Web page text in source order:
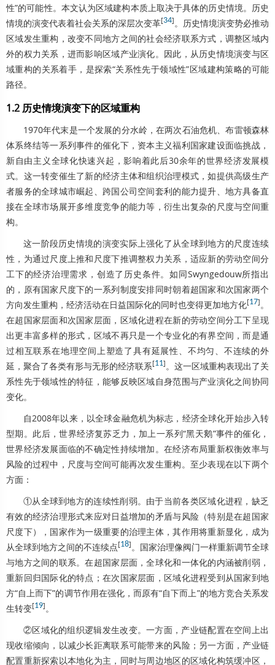
性”的可能性。本文认为区域建构本质上取决于具体的历史情境。历史
情境的演变代表着社会关系的深层次变革[34] 。历史情境演变势必推动
区域发生重构，改变不同地方之间的社会经济联系方式，调整区域内
外的权力关系，进而影响区域产业演化。因此，从历史情境演变与区
域重构的关系着手，是探索“关系性先于领域性”区域建构策略的可能
路径。
1.2 历史情境演变下的区域重构
1970年代末是一个发展的分水岭，在两次石油危机、布雷顿森林
体系终结等一系列事件的催化下，资本主义福利国家建设面临挑战，
新自由主义全球化快速兴起，影响着此后30余年的世界经济发展模
式。这一转变催生了新的经济主体和组织治理模式，如提供高级生产
者服务的全球城市崛起、跨国公司空间套利的能力提升、地方具备直
接在全球市场展开多维度竞争的能力等，衍生出复杂的尺度与空间重
构。
这一阶段历史情境的演变实际上强化了从全球到地方的尺度连续
性，为通过尺度上推和尺度下推调整权力关系，适应新的劳动空间分
工下的经济治理需求，创造了历史条件。如同Swyngedouw所指出
的，原有国家尺度下的一系列制度安排同时朝着超国家和次国家两个
方向发生重构，经济活动在日益国际化的同时也变得更加地方化[17] 。
在超国家层面和次国家层面，区域化进程在新的劳动空间分工下呈现
出更丰富多样的形式，区域不再只是一个专业化的有界空间，而是通
过相互联系在地理空间上塑造了具有延展性、不均匀、不连续的外
延，聚合了各类有形与无形的经济联系[11] 。这一区域重构表现出了关
系性先于领域性的特征，能够反映区域自身范围与产业演化之间协同
变化。
自2008年以来，以全球金融危机为标志，经济全球化开始步入转
型期。此后，世界经济复苏乏力，加上一系列“黑天鹅”事件的催化，
世界经济发展面临的不确定性持续增加。在经济布局重新权衡效率与
风险的过程中，尺度与空间可能再次发生重构。至少表现在以下两个
方面：
①从全球到地方的连续性削弱。由于当前各类区域化进程，缺乏
有效的经济治理形式来应对日益增加的矛盾与风险（特别是在超国家
尺度下），国家作为一级重要的治理主体，其作用将重新显化，成为
从全球到地方之间的不连续点[18] 。国家治理像阀门一样重新调节全球
与地方之间的联系。在超国家层面，全球化和一体化的内涵被削弱，
重新回归国际化的特点；在次国家层面，区域化进程受到从国家到地
方“自上而下”的调节作用在强化，而原有“自下而上”的地方竞合关系发
生转变[19] 。
②区域化的组织逻辑发生改变。一方面，产业链配置在空间上出
现收缩倾向，以减少长距离联系可能带来的风险；另一方面，产业链
配置重新探索以本地化为主，同时与周边地区的区域化构筑缓冲区，